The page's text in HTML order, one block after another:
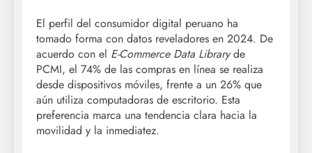
El perfil del consumidor digital peruano ha
tomado forma con datos reveladores en 2024. De
acuerdo con el E-Commerce Data Libraryde
PCMI, el 74% de las compras en línea se realiza
desde dispositivos móviles, frente a un 26% que
aún utiliza computadoras de escritorio. Esta
preferencia marca una tendencia clara hacia la
movilidad y la inmediatez.